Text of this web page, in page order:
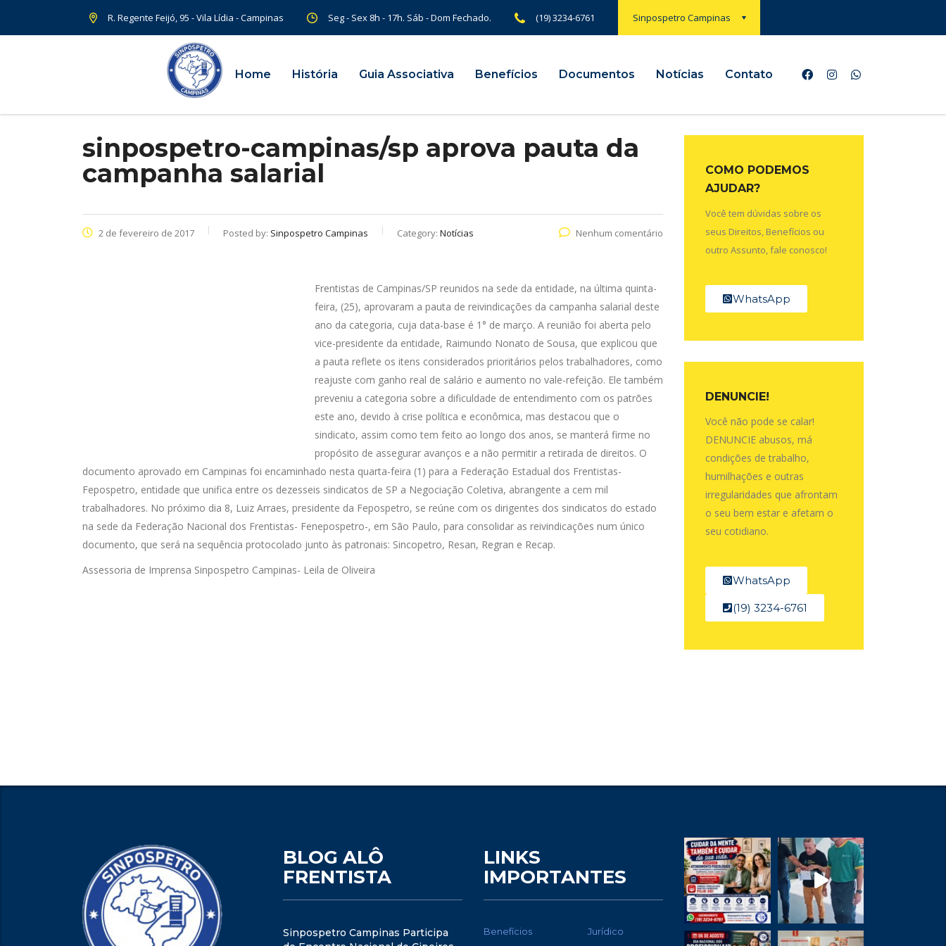
Sinpospetro Campinas
R. Regente Feijó, 95 - Vila Lídia - Campinas Seg - Sex 8h - 17h. Sáb - Dom Fechado. (19) 3234-6761
Home História Guia Associativa Benefícios Documentos Notícias Contato
sinpospetro-campinas/sp aprova pauta da
campanha salarial
2 de fevereiro de 2017 Posted by: Sinpospetro Campinas Category: Notícias Nenhum comentário
Frentistas de Campinas/SP reunidos na sede da entidade, na última quinta-
feira, (25), aprovaram a pauta de reivindicações da campanha salarial deste
ano da categoria, cuja data-base é 1° de março. A reunião foi aberta pelo
vice-presidente da entidade, Raimundo Nonato de Sousa, que explicou que
a pauta reflete os itens considerados prioritários pelos trabalhadores, como
reajuste com ganho real de salário e aumento no vale-refeição. Ele também
preveniu a categoria sobre a dificuldade de entendimento com os patrões
este ano, devido à crise política e econômica, mas destacou que o
sindicato, assim como tem feito ao longo dos anos, se manterá firme no
propósito de assegurar avanços e a não permitir a retirada de direitos. O
documento aprovado em Campinas foi encaminhado nesta quarta-feira (1) para a Federação Estadual dos Frentistas-
Fepospetro, entidade que unifica entre os dezesseis sindicatos de SP a Negociação Coletiva, abrangente a cem mil
trabalhadores. No próximo dia 8, Luiz Arraes, presidente da Fepospetro, se reúne com os dirigentes dos sindicatos do estado
na sede da Federação Nacional dos Frentistas- Fenepospetro-, em São Paulo, para consolidar as reivindicações num único
documento, que será na sequência protocolado junto às patronais: Sincopetro, Resan, Regran e Recap.
Assessoria de Imprensa Sinpospetro Campinas- Leila de Oliveira
COMO PODEMOS
AJUDAR?
Você tem dúvidas sobre os
seus Direitos, Benefícios ou
outro Assunto, fale conosco!
WhatsApp
DENUNCIE!
Você não pode se calar!
DENUNCIE abusos, má
condições de trabalho,
humilhações e outras
irregularidades que afrontam
o seu bem estar e afetam o
seu cotidiano.
WhatsApp
(19) 3234-6761
BLOG ALÔ
FRENTISTA
Sinpospetro Campinas Participa
LINKS
IMPORTANTES
Benefícios Jurídico